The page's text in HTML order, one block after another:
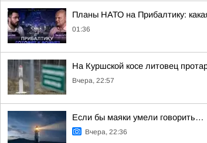
Планы НАТО на Прибалтику:
01:36
На Куршской косе литовец
Вчера, 22:57
Если бы маяки умели говорить…
Вчера, 22:36